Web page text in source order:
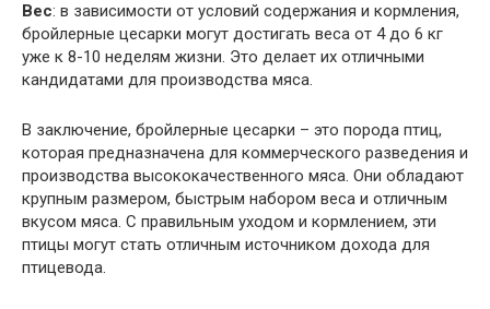
Вес: в зависимости от условий содержания и кормления,
бройлерные цесарки могут достигать веса от 4 до 6 кг
уже к 8-10 неделям жизни. Это делает их отличными
кандидатами для производства мяса.
В заключение, бройлерные цесарки – это порода птиц,
которая предназначена для коммерческого разведения и
производства высококачественного мяса. Они обладают
крупным размером, быстрым набором веса и отличным
вкусом мяса. С правильным уходом и кормлением, эти
птицы могут стать отличным источником дохода для
птицевода.